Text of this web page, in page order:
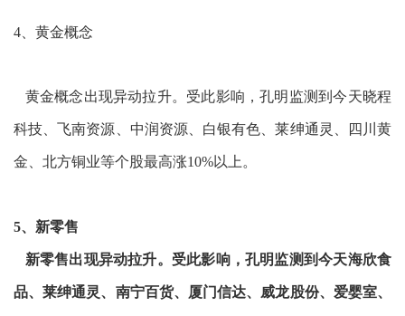
4、黄金概念
黄金概念出现异动拉升。受此影响，孔明监测到今天晓程
科技、飞南资源、中润资源、白银有色、莱绅通灵、四川黄
金、北方铜业等个股最高涨10%以上。
5、新零售
新零售出现异动拉升。受此影响，孔明监测到今天海欣食
品、莱绅通灵、南宁百货、厦门信达、威龙股份、爱婴室、